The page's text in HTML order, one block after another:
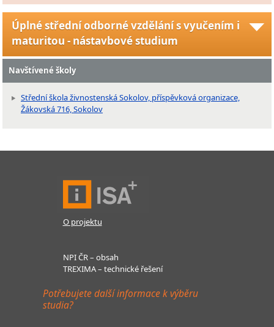
Úplné střední odborné vzdělání s vyučením i
maturitou - nástavbové studium
Navštívené školy
Střední škola živnostenská Sokolov, příspěvková organizace,
Žákovská 716, Sokolov
O projektu
NPI ČR – obsah
TREXIMA – technické řešení
Potřebujete další informace k výběru
studia?